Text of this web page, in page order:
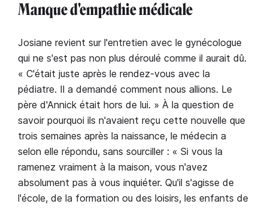
Manque d'empathie médicale
Josiane revient sur l'entretien avec le gynécologue
qui ne s'est pas non plus déroulé comme il aurait dû.
« C'était juste après le rendez-vous avec la
pédiatre. Il a demandé comment nous allions. Le
père d'Annick était hors de lui. » À la question de
savoir pourquoi ils n'avaient reçu cette nouvelle que
trois semaines après la naissance, le médecin a
selon elle répondu, sans sourciller : « Si vous la
ramenez vraiment à la maison, vous n'avez
absolument pas à vous inquiéter. Qu'il s'agisse de
l'école, de la formation ou des loisirs, les enfants de